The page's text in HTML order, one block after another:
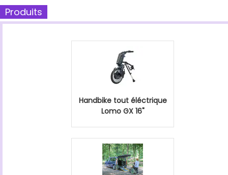
Produits
Handbike tout éléctrique
Lomo GX 16"